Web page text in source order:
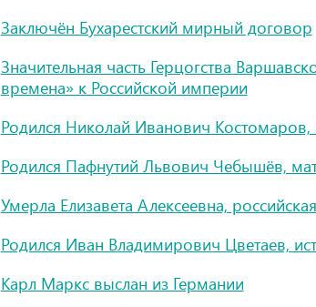
Заключён Бухарестский мирный договор
Значительная часть Герцогства
времена» к Российской империи
Родился Николай Иванович Костомаров,
Родился Пафнутий Львович Чебышёв,
Умерла Елизавета Алексеевна,
Родился Иван Владимирович Цветаев,
Карл Маркс выслан из Германии